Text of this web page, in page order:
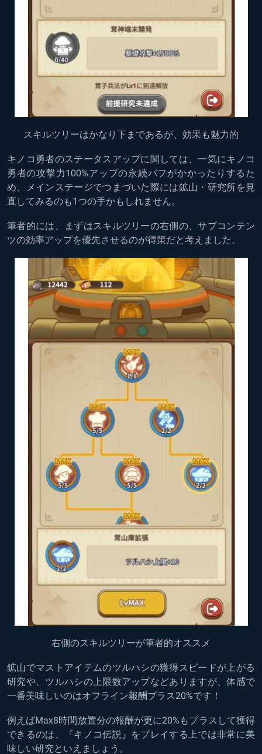
スキルツリーはかなり下まであるが、効果も魅力的
キノコ勇者のステータスアップに関しては、一気にキノコ
勇者の攻撃力100%アップの永続バフがかかったりするた
め、メインステージでつまづいた際には鉱山・研究所を見
直してみるのも1つの手かもしれません。
筆者的には、まずはスキルツリーの右側の、サブコンテン
ツの効率アップを優先させるのが得策だと考えました。
右側のスキルツリーが筆者的オススメ
鉱山でマストアイテムのツルハシの獲得スピードが上がる
研究や、ツルハシの上限数アップなどありますが、体感で
一番美味しいのはオフライン報酬プラス20%です！
例えばMax8時間放置分の報酬が更に20%もプラスして獲得
できるのは、『キノコ伝説』をプレイする上では非常に美
味しい研究といえましょう。